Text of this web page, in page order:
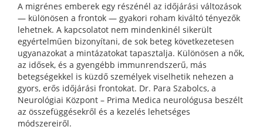
A migrénes emberek egy részénél az időjárási változások
— különösen a frontok — gyakori roham kiváltó tényezők
lehetnek. A kapcsolatot nem mindenkinél sikerült
egyértelműen bizonyítani, de sok beteg következetesen
ugyanazokat a mintázatokat tapasztalja. Különösen a nők,
az idősek, és a gyengébb immunrendszerű, más
betegségekkel is küzdő személyek viselhetik nehezen a
gyors, erős időjárási frontokat. Dr. Para Szabolcs, a
Neurológiai Központ – Prima Medica neurológusa beszélt
az összefüggésekről és a kezelés lehetséges
módszereiről.